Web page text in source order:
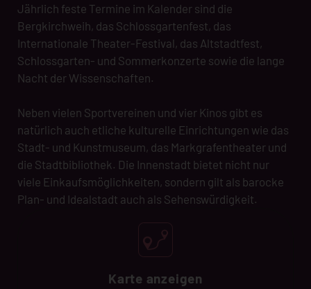
Jährlich feste Termine im Kalender sind die
Bergkirchweih, das Schlossgartenfest, das
Internationale Theater-Festival, das Altstadtfest,
Schlossgarten- und Sommerkonzerte sowie die lange
Nacht der Wissenschaften.
Neben vielen Sportvereinen und vier Kinos gibt es
natürlich auch etliche kulturelle Einrichtungen wie das
Stadt- und Kunstmuseum, das Markgrafentheater und
die Stadtbibliothek. Die Innenstadt bietet nicht nur
viele Einkaufsmöglichkeiten, sondern gilt als barocke
Plan- und Idealstadt auch als Sehenswürdigkeit.
Karte anzeigen